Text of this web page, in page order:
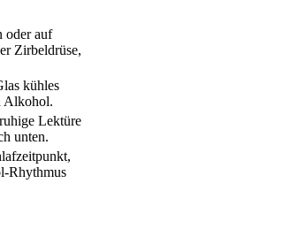
oder auf
Zirbeldrüse,
kühles
Alkohol.
Lektüre
unten.
Rhythmus